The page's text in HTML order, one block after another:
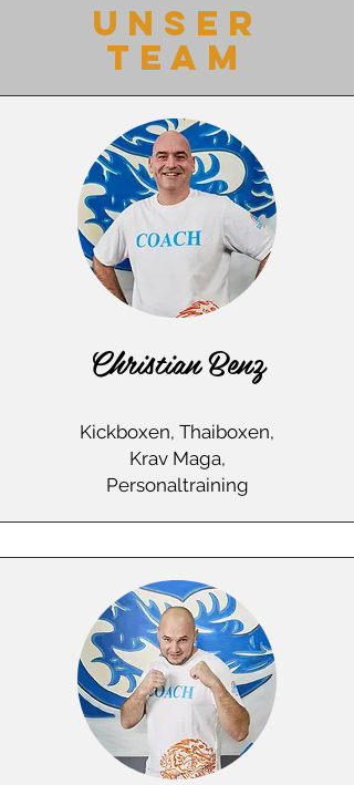
UNSER
TEAM
Christian Benz
Kickboxen, Thaiboxen,
Krav Maga,
Personaltraining